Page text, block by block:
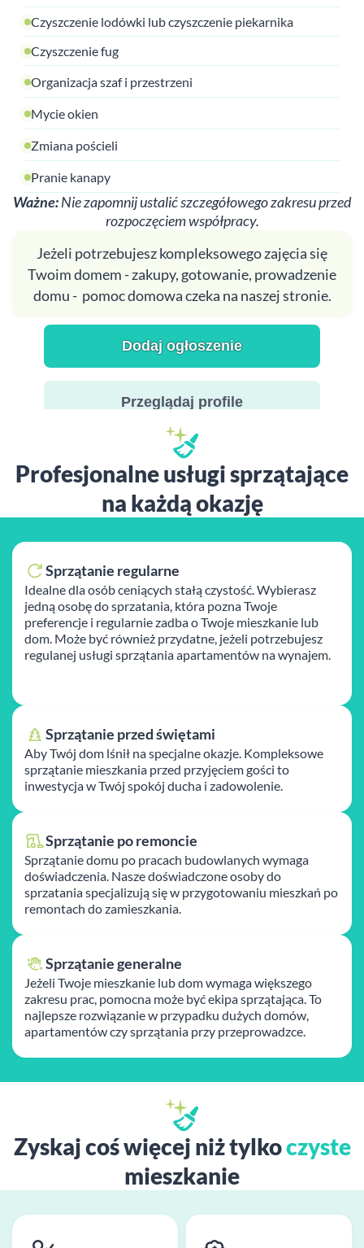
Czyszczenie lodówki lub czyszczenie piekarnika
Czyszczenie fug
Organizacja szaf i przestrzeni
Mycie okien
Zmiana pościeli
Pranie kanapy
Ważne:Nie zapomnij ustalić szczegółowego zakresu przed
rozpoczęciem współpracy.
Jeżeli potrzebujesz kompleksowego zajęcia się
Twoim domem - zakupy, gotowanie, prowadzenie
domu - pomoc domowa czeka na naszej stronie.
Dodaj ogłoszenie
Przeglądaj profile
Profesjonalne usługi sprzątające
na każdą okazję
Sprzątanie regularne
Idealne dla osób ceniących stałą czystość. Wybierasz
jedną osobę do sprzatania, która pozna Twoje
preferencje i regularnie zadba o Twoje mieszkanie lub
dom. Może być również przydatne, jeżeli potrzebujesz
regulanej usługi sprzątania apartamentów na wynajem.
Sprzątanie przed świętami
Aby Twój dom lśnił na specjalne okazje. Kompleksowe
sprzątanie mieszkania przed przyjęciem gości to
inwestycja w Twój spokój ducha i zadowolenie.
Sprzątanie po remoncie
Sprzątanie domu po pracach budowlanych wymaga
doświadczenia. Nasze doświadczone osoby do
sprzatania specjalizują się w przygotowaniu mieszkań po
remontach do zamieszkania.
Sprzątanie generalne
Jeżeli Twoje mieszkanie lub dom wymaga większego
zakresu prac, pomocna może być ekipa sprzątająca. To
najlepsze rozwiązanie w przypadku dużych domów,
apartamentów czy sprzątania przy przeprowadzce.
Zyskaj coś więcej niż tylkoczyste
mieszkanie